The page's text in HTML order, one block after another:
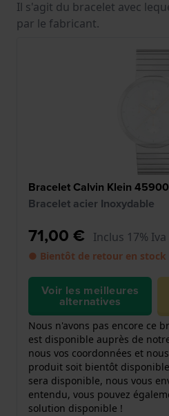
Il s'agit du bracelet avec
par le fabricant.
Bracelet Calvin Klein
Bracelet acier Inoxydable
71,00 € Inclus 17% Iva
● Bientôt de retour en stock
Voir les meilleures
alternatives
Nous n'avons pas encore ce
est disponible auprès de
nous vos coordonnées et
produit soit bientôt
sera disponible, nous vous
entendu, vous pouvez
solution disponible !